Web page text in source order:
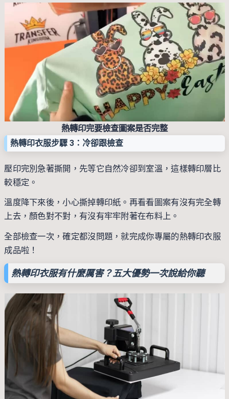
熱轉印完要檢查圖案是否完整
熱轉印衣服步驟 3：冷卻跟檢查
壓印完別急著撕開，先等它自然冷卻到室溫，這樣轉印層比
較穩定。
溫度降下來後，小心撕掉轉印紙。再看看圖案有沒有完全轉
上去，顏色對不對，有沒有牢牢附著在布料上。
全部檢查一次，確定都沒問題，就完成你專屬的熱轉印衣服
成品啦！
熱轉印衣服有什麼厲害？五大優勢一次說給你聽